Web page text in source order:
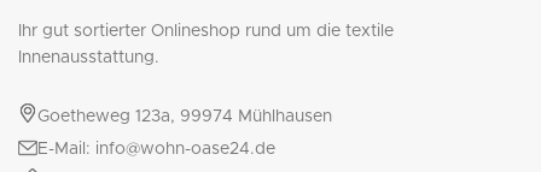
Ihr gut sortierter Onlineshop rund um die textile
Innenausstattung.
Goetheweg 123a, 99974 Mühlhausen
E-Mail: info@wohn-oase24.de